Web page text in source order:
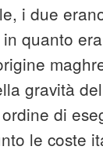
i due
quanto
gravità
di
le coste